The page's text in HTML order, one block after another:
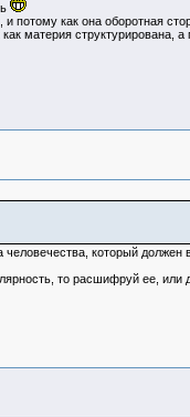
потому как она оборотная
материя структурирована, а
который
то расшифруй ее, или